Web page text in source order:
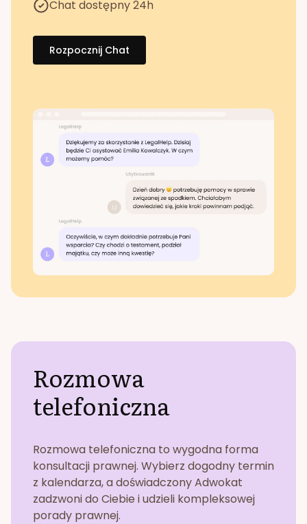
Chat dostępny 24h
Rozpocznij Chat
Rozmowa
telefoniczna
Rozmowa telefoniczna to wygodna forma
konsultacji prawnej. Wybierz dogodny termin
z kalendarza, a doświadczony Adwokat
zadzwoni do Ciebie i udzieli kompleksowej
porady prawnej.